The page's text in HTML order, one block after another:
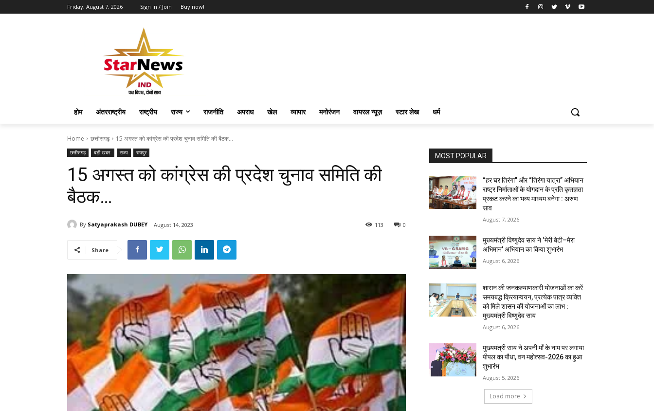
Friday, August 7, 2026 Sign in / Join Buy now!
होम अंतरराष्ट्रीय राष्ट्रीय राज्य राजनीति अपराध खेल व्यापार मनोरंजन वायरल न्यूज़ स्टार लेख धर्म
Home छत्तीसगढ़ 15 अगस्त को कांग्रेस की प्रदेश चुनाव समिति की बैठक...
छत्तीसगढ़ बड़ी खबर राज्य रायपुर
15 अगस्त को कांग्रेस की प्रदेश चुनाव समिति की
बैठक…
By Satyaprakash DUBEY August 14, 2023 0
113
Share
MOST POPULAR
“हर घर तिरंगा” और “तिरंगा यात्रा” अभियान
राष्ट्र निर्माताओं के योगदान के प्रति कृतज्ञता
प्रकट करने का भव्य माध्यम बनेगा : अरुण
साव
August 7, 2026
मुख्यमंत्री विष्णुदेव साय ने ‘मेरी बेटी–मेरा
अभिमान’ अभियान का किया शुभारंभ
August 6, 2026
शासन की जनकल्याणकारी योजनाओं का करें
समयबद्ध क्रियान्वयन, प्रत्येक पात्र व्यक्ति
को मिले शासन की योजनाओं का लाभ :
मुख्यमंत्री विष्णुदेव साय
August 6, 2026
मुख्यमंत्री साय ने अपनी माँ के नाम पर लगाया
पीपल का पौधा, वन महोत्सव-2026 का हुआ
शुभारंभ
August 5, 2026
Load more